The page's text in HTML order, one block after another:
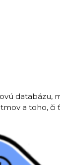
databázu,
a toho, či